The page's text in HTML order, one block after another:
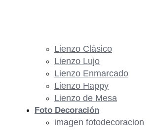
Lienzo Clásico
Lienzo Lujo
Lienzo Enmarcado
Lienzo Happy
Lienzo de Mesa
Foto Decoración
imagen fotodecoracion